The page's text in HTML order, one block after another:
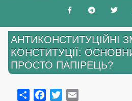
АНТИКОНСТИТУЦІЙНІ
КОНСТИТУЦІЇ:
ПРОСТО ПАПІРЕЦЬ?
ShareFacebookTwitter